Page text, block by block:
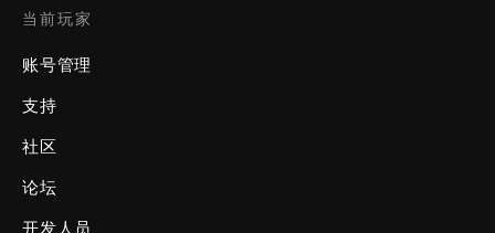
当前玩家
账号管理
支持
社区
论坛
开发人员